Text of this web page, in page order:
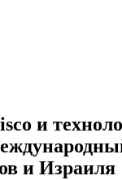
и
и Израиля